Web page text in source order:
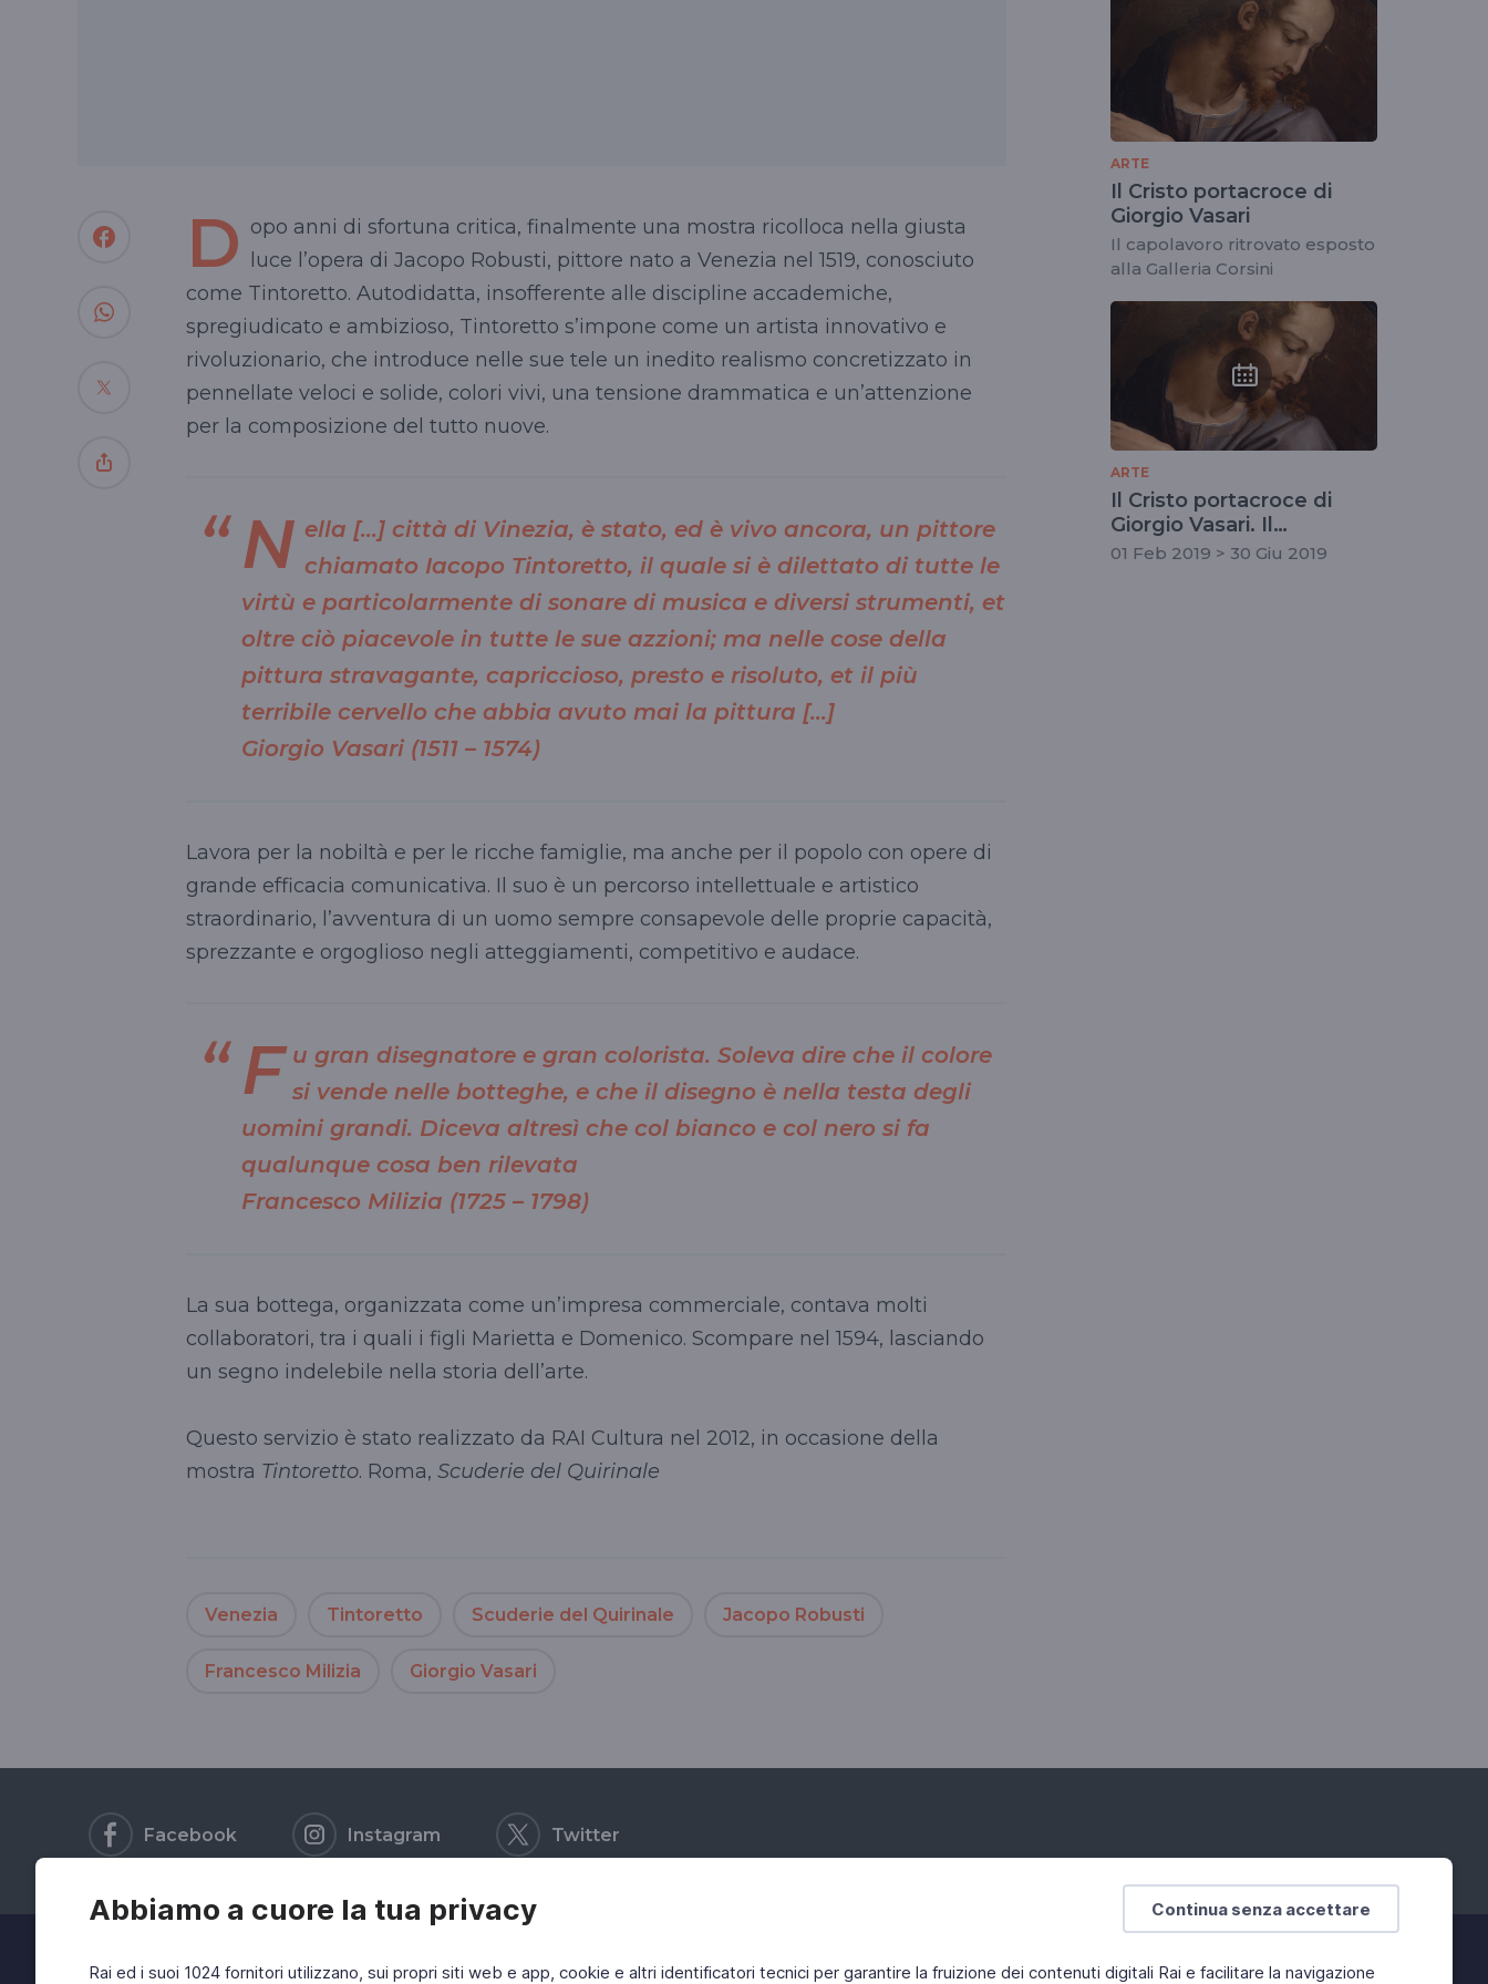
Continua senza accettare
Abbiamo a cuore la tua privacy
Rai ed i suoi 1024 fornitori utilizzano, sui propri siti web e app, cookie e altri identificatori tecnici per garantire la fruizione dei contenuti digitali Rai e facilitare la navigazione
D opo anni di sfortuna critica, finalmente una mostra ricolloca nella giusta
luce l’opera di Jacopo Robusti, pittore nato a Venezia nel 1519, conosciuto
come Tintoretto. Autodidatta, insofferente alle discipline accademiche,
spregiudicato e ambizioso, Tintoretto s’impone come un artista innovativo e
rivoluzionario, che introduce nelle sue tele un inedito realismo concretizzato in
pennellate veloci e solide, colori vivi, una tensione drammatica e un’attenzione
per la composizione del tutto nuove.
N ella […] città di Vinezia, è stato, ed è vivo ancora, un pittore
chiamato Iacopo Tintoretto, il quale si è dilettato di tutte le
virtù e particolarmente di sonare di musica e diversi strumenti, et
oltre ciò piacevole in tutte le sue azzioni; ma nelle cose della
pittura stravagante, capriccioso, presto e risoluto, et il più
terribile cervello che abbia avuto mai la pittura […]
Giorgio Vasari (1511 – 1574)
Lavora per la nobiltà e per le ricche famiglie, ma anche per il popolo con opere di
grande efficacia comunicativa. Il suo è un percorso intellettuale e artistico
straordinario, l’avventura di un uomo sempre consapevole delle proprie capacità,
sprezzante e orgoglioso negli atteggiamenti, competitivo e audace.
F u gran disegnatore e gran colorista. Soleva dire che il colore
si vende nelle botteghe, e che il disegno è nella testa degli
uomini grandi. Diceva altresì che col bianco e col nero si fa
qualunque cosa ben rilevata
Francesco Milizia (1725 – 1798)
La sua bottega, organizzata come un’impresa commerciale, contava molti
collaboratori, tra i quali i figli Marietta e Domenico. Scompare nel 1594, lasciando
un segno indelebile nella storia dell’arte.
Questo servizio è stato realizzato da RAI Cultura nel 2012, in occasione della
mostra Tintoretto. Roma, Scuderie del Quirinale
Venezia Tintoretto Scuderie del Quirinale Jacopo Robusti
Francesco Milizia Giorgio Vasari
ARTE
Il Cristo portacroce di
Giorgio Vasari
Il capolavoro ritrovato esposto
alla Galleria Corsini
ARTE
Il Cristo portacroce di
Giorgio Vasari. Il
capolavoro ritrovato
01 Feb 2019 > 30 Giu 2019
Facebook Instagram Twitter